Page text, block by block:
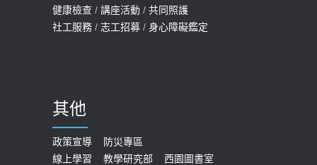
健康檢查 / 講座活動 / 共同照護
社工服務 / 志工招募 / 身心障礙鑑定
其他
政策宣導
防災專區
線上學習
教學研究部
西園圖書室